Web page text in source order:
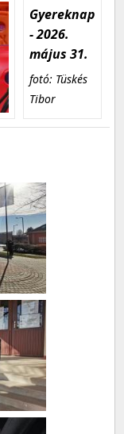
Gyereknap
- 2026.
május 31.
fotó: Tüskés
Tibor